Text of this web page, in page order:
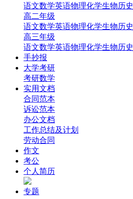
‌语文‌数学英语‌物理‌化学‌生物‌历史
高二年级
‌语文‌数学英语‌物理‌化学‌生物‌历史
高三年级
‌语文‌数学英语‌物理‌化学‌生物‌历史
手抄报
大学考研
考研数学
实用文档
合同范本
诉讼范本
办公文档
工作总结及计划
劳动合同
作文
考公
个人简历
专题